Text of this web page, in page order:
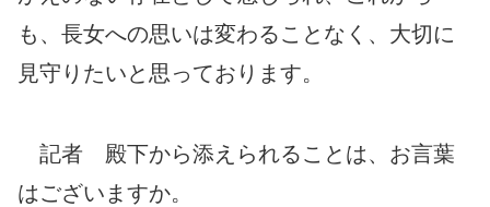
も、長女への思いは変わることなく、大切に
見守りたいと思っております。
記者 殿下から添えられることは、お言葉
はございますか。